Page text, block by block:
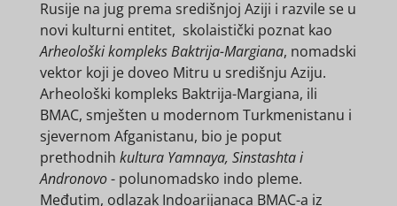
Rusije na jug prema središnjoj Aziji i razvile se u
novi kulturni entitet, skolaistički poznat kao
Arheološki kompleks Baktrija-Margiana, nomadski
vektor koji je doveo Mitru u središnju Aziju.
Arheološki kompleks Baktrija-Margiana, ili
BMAC, smješten u modernom Turkmenistanu i
sjevernom Afganistanu, bio je poput
prethodnih kultura Yamnaya, Sinstashta i
Andronovo- polunomadsko indo pleme.
Međutim, odlazak Indoarijanaca BMAC-a iz